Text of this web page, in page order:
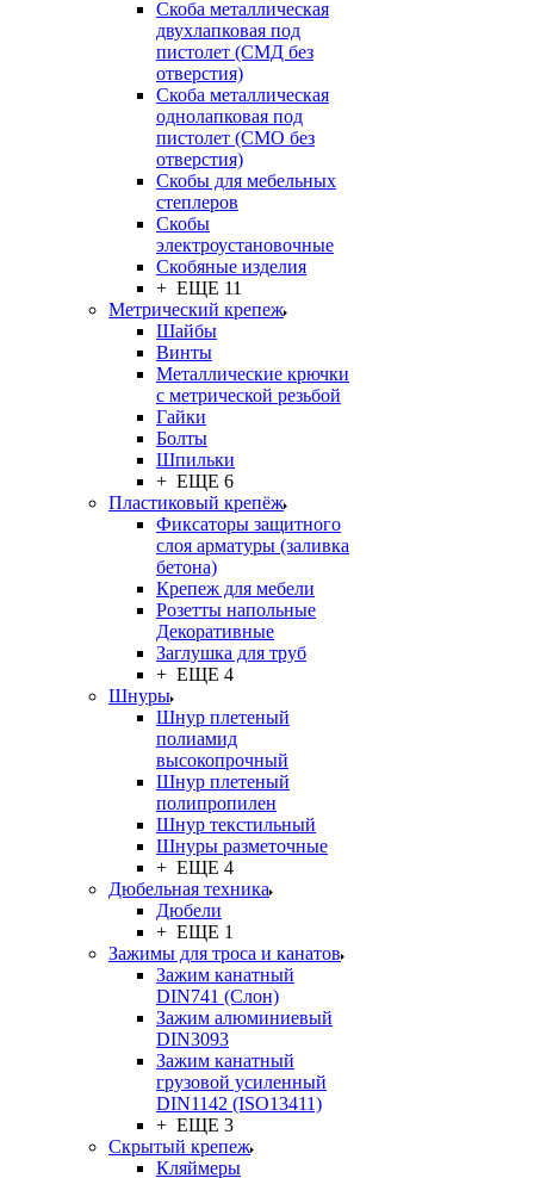
Скоба металлическая
двухлапковая под
пистолет (СМД без
отверстия)
Скоба металлическая
однолапковая под
пистолет (СМО без
отверстия)
Скобы для мебельных
степлеров
Скобы
электроустановочные
Скобяные изделия
+ ЕЩЕ 11
Метрический крепеж
Шайбы
Винты
Металлические крючки
с метрической резьбой
Гайки
Болты
Шпильки
+ ЕЩЕ 6
Пластиковый крепёж
Фиксаторы защитного
слоя арматуры (заливка
бетона)
Крепеж для мебели
Розетты напольные
Декоративные
Заглушка для труб
+ ЕЩЕ 4
Шнуры
Шнур плетеный
полиамид
высокопрочный
Шнур плетеный
полипропилен
Шнур текстильный
Шнуры разметочные
+ ЕЩЕ 4
Дюбельная техника
Дюбели
+ ЕЩЕ 1
Зажимы для троса и канатов
Зажим канатный
DIN741 (Cлон)
Зажим алюминиевый
DIN3093
Зажим канатный
грузовой усиленный
DIN1142 (ISO13411)
+ ЕЩЕ 3
Скрытый крепеж
Кляймеры